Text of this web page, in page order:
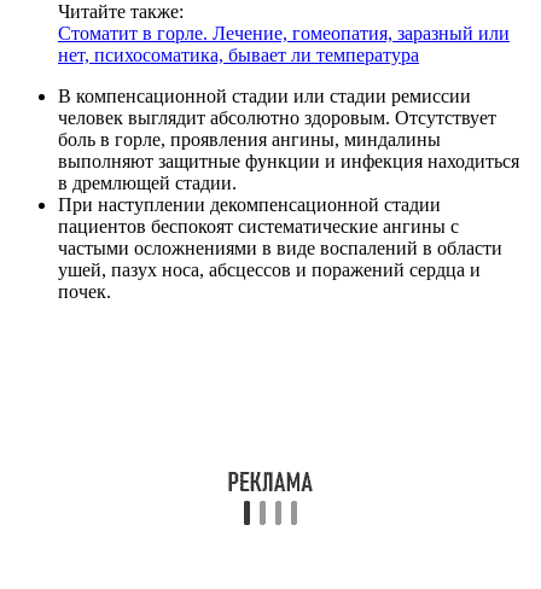
Читайте также:
Стоматит в горле. Лечение, гомеопатия, заразный или
нет, психосоматика, бывает ли температура
В компенсационной стадии или стадии ремиссии
человек выглядит абсолютно здоровым. Отсутствует
боль в горле, проявления ангины, миндалины
выполняют защитные функции и инфекция находиться
в дремлющей стадии.
При наступлении декомпенсационной стадии
пациентов беспокоят систематические ангины с
частыми осложнениями в виде воспалений в области
ушей, пазух носа, абсцессов и поражений сердца и
почек.